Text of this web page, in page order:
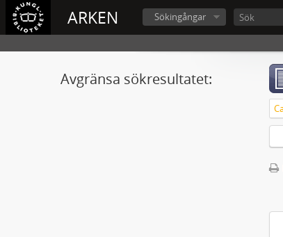
ARKEN Sökingångar
Avgränsa sökresultatet: